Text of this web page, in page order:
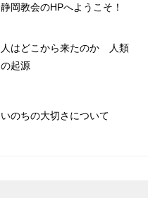
静岡教会のHPへようこそ！
人はどこから来たのか 人類
の起源
いのちの大切さについて